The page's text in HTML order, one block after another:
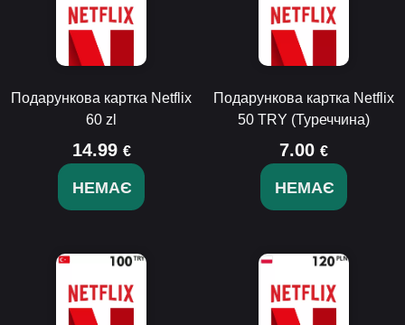
Подарункова картка Netflix
60 zl
14.99 €
НЕМАЄ
Подарункова картка Netflix
50 TRY (Туреччина)
7.00 €
НЕМАЄ